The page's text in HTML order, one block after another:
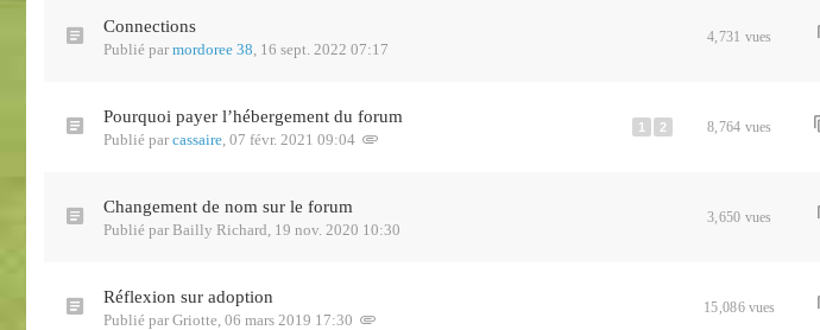
Connections
Publié par mordoree 38, 16 sept. 2022 07:17
4,731 vues
Pourquoi payer l’hébergement du forum
Publié par cassaire, 07 févr. 2021 09:04
1 2 8,764 vues
Changement de nom sur le forum
Publié par Bailly Richard, 19 nov. 2020 10:30
3,650 vues
Réflexion sur adoption
Publié par Griotte, 06 mars 2019 17:30
15,086 vues